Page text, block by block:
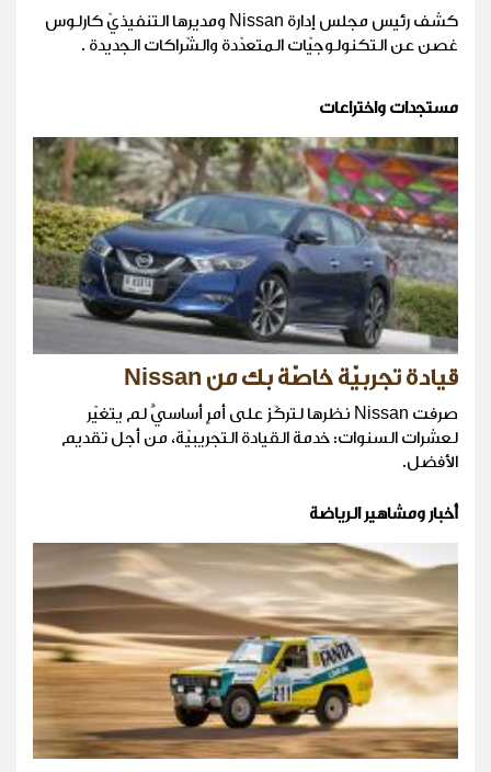
كشف رئيس مجلس إدارة Nissan ومديرها التنفيذيّ كارلوس
غصن عن التكنولوجيّات المتعدّدة والشّراكات الجديدة .
مستجدات واختراعات
قيادة تجربيّة خاصّة بك من Nissan
صرفت Nissan نظرها لتركّز على أمرٍ أساسيٍّ لم يتغيّر
لعشرات السنوات: خدمة القيادة التجريبيّة، من أجل تقديم
الأفضل.
أخبار ومشاهير الرياضة